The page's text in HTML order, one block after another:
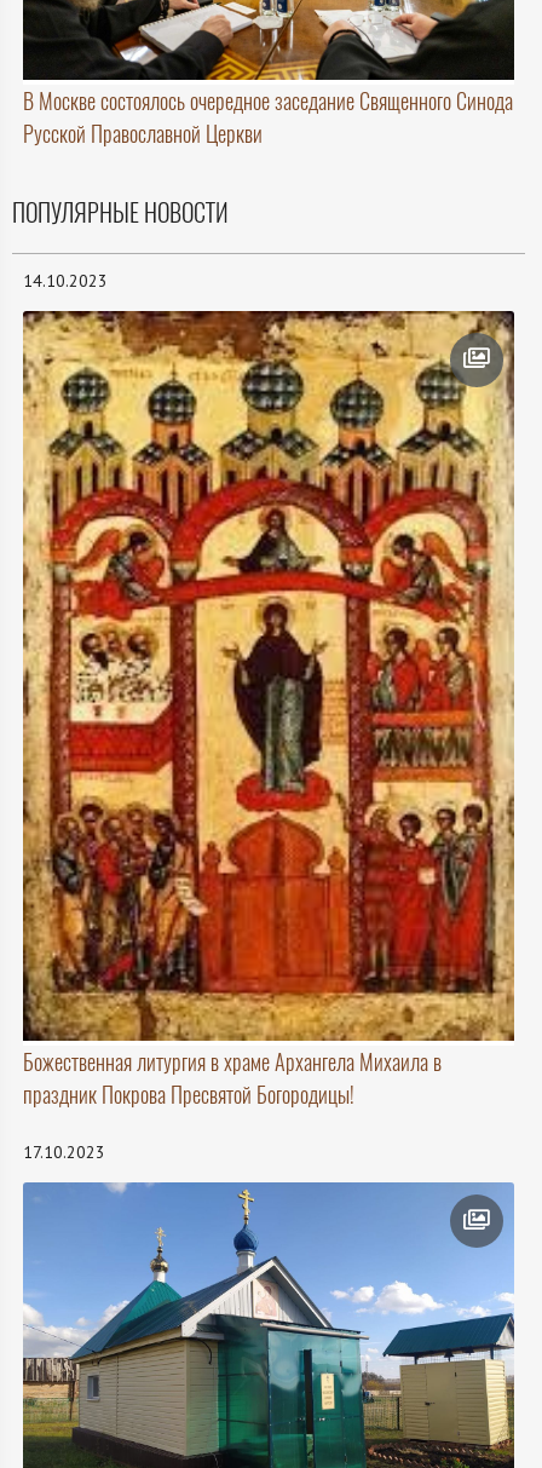
В Москве состоялось очередное заседание Священного Синода
Русской Православной Церкви
ПОПУЛЯРНЫЕ НОВОСТИ
14.10.2023
Божественная литургия в храме Архангела Михаила в
праздник Покрова Пресвятой Богородицы!
17.10.2023